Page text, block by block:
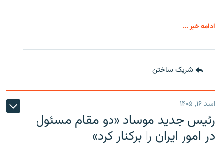
ادامه خبر ...
شریک ساختن
اسد ۱۶, ۱۴۰۵
رئیس جدید موساد «دو مقام مسئول
در امور ایران را برکنار کرد»